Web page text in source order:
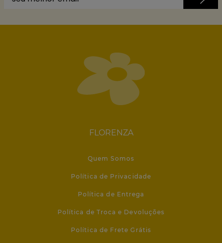
FLORENZA
Quem Somos
Política de Privacidade
Política de Entrega
Política de Troca e Devoluções
Política de Frete Grátis